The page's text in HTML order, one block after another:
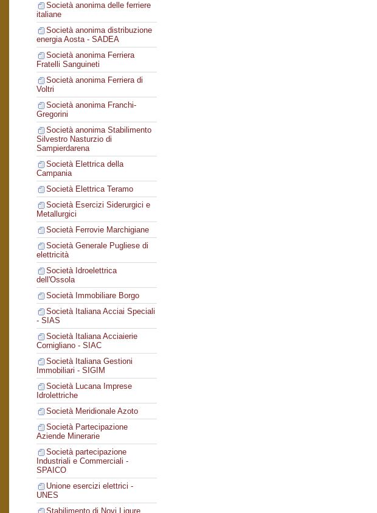
Società anonima delle ferriere
italiane
Società anonima distribuzione
energia Aosta - SADEA
Società anonima Ferriera
Fratelli Sanguineti
Società anonima Ferriera di
Voltri
Società anonima Franchi-
Gregorini
Società anonima Stabilimento
Silvestro Nasturzio di
Sampierdarena
Società Elettrica della
Campania
Società Elettrica Teramo
Società Esercizi Siderurgici e
Metallurgici
Società Ferrovie Marchigiane
Società Generale Pugliese di
elettricità
Società Idroelettrica
dell'Ossola
Società Immobiliare Borgo
Società Italiana Acciai Speciali
- SIAS
Società Italiana Acciaierie
Cornigliano - SIAC
Società Italiana Gestioni
Immobiliari - SIGIM
Società Lucana Imprese
Idrolettriche
Società Meridionale Azoto
Società Partecipazione
Aziende Minerarie
Società partecipazione
Industriali e Commerciali -
SPAICO
Unione esercizi elettrici -
UNES
Stabilimento di Novi Ligure